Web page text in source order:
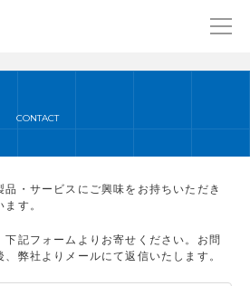
CONTACT
・サービスにご興味をお持ちいただき
す。
下記フォームよりお寄せください。お問
弊社よりメールにて返信いたします。